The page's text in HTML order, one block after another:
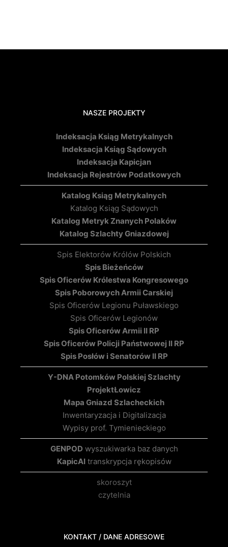
NASZE PROJEKTY
Indeksacja Ksiąg Metrykalnych
Indeksacja Ksiąg Sądowych
Indeksacja Kapicjan
Indeksacja Rejestrów Podatkowych
Katalog Ksiąg Metrykalnych
Katalog Ksiąg Sądowych
Katalog Metryk Znanych Polaków
Katalog Szlachty Gniazdowej
Spis Elektorów Królów Polskich
Spis Bieżeńców
Spis Oficerów Królestwa Kongresowego
Spis Poborowych Armii Carskiej
Spis Oficerów Legionu Puławskiego
Spis Oficerów Legionów
Spis Oficerów Armii II RP
Spis Oficerów Policji Państwowej II RP
Spis Posłów i Senatorów II RP
Y-DNA Potomków Polskiej Szlachty
ProjektŁowicz
Mapa Gniazd Szlacheckich
Inwentaryzacja i Digitalizacja
Wypisy prof. Tymienieckiego
GENPOD wyszukiwarka baz danych
KapicAItranskrypcja rękopisów
skoroszyt
czytelnia
KONTAKT / DANE ADRESOWE